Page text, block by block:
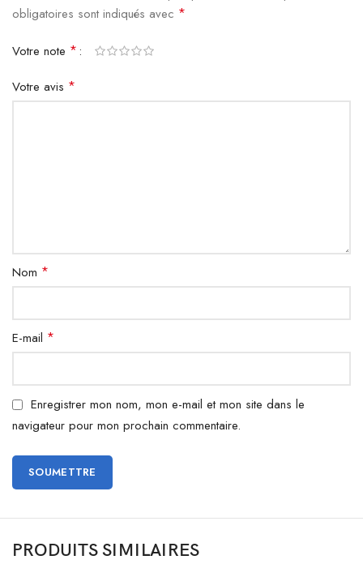
obligatoires sont indiqués avec *
Votre note *
Votre avis *
Nom *
E-mail *
Enregistrer mon nom, mon e-mail et mon site dans le
navigateur pour mon prochain commentaire.
PRODUITS SIMILAIRES